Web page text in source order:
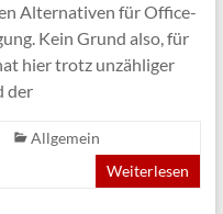
Alternativen für Office-
Kein Grund also, für
hier trotz unzähliger
der
Allgemein
Weiterlesen